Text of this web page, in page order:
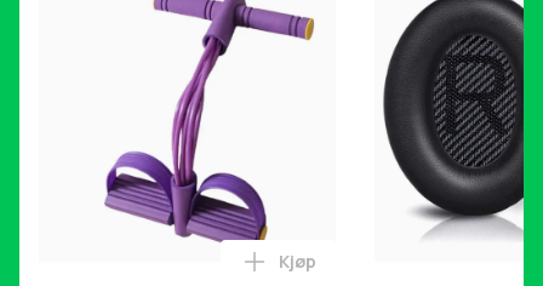
Legg Magetrener, 6-rørs
Kjøp